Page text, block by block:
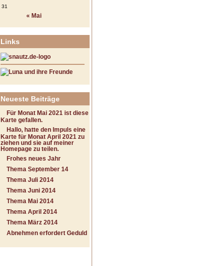
31
« Mai
Links
Neueste Beiträge
Für Monat Mai 2021 ist diese
Karte gefallen.
Hallo, hatte den Impuls eine
Karte für Monat April 2021 zu
ziehen und sie auf meiner
Homepage zu teilen.
Frohes neues Jahr
Thema September 14
Thema Juli 2014
Thema Juni 2014
Thema Mai 2014
Thema April 2014
Thema März 2014
Abnehmen erfordert Geduld